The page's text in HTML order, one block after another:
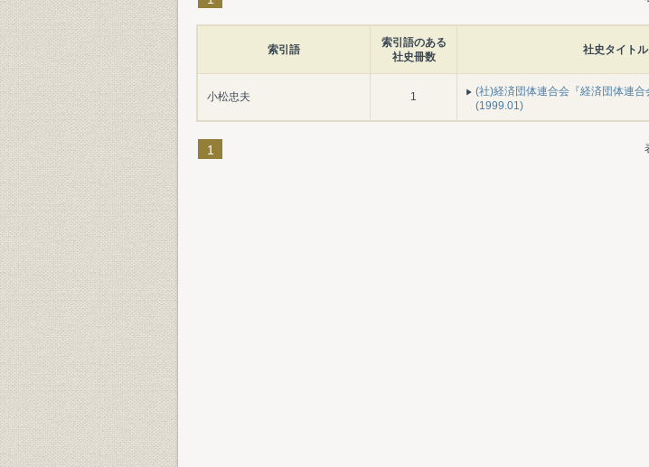
索引語
索引語のある
社史冊数
社史タイトル
小松忠夫 1
(社)経済団体連合会『経済団体連合
(1999.01)
1